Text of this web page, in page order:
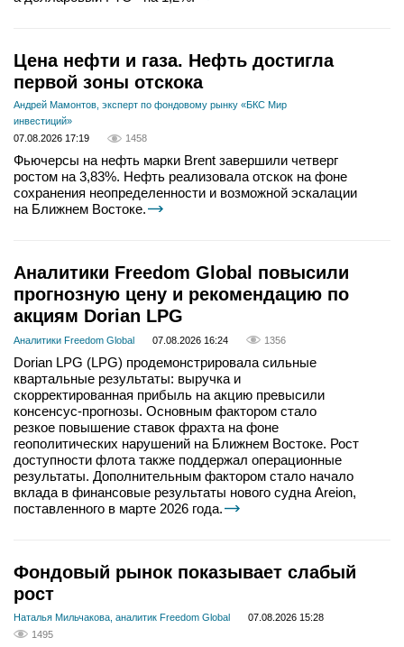
Цена нефти и газа. Нефть достигла
первой зоны отскока
Андрей Мамонтов, эксперт по фондовому рынку «БКС Мир
инвестиций»
07.08.2026 17:19
1458
Фьючерсы на нефть марки Brent завершили четверг
ростом на 3,83%. Нефть реализовала отскок на фоне
сохранения неопределенности и возможной эскалации
на Ближнем Востоке.
Аналитики Freedom Global повысили
прогнозную цену и рекомендацию по
акциям Dorian LPG
Аналитики Freedom Global 07.08.2026 16:24 1356
Dorian LPG (LPG) продемонстрировала сильные
квартальные результаты: выручка и
скорректированная прибыль на акцию превысили
консенсус-прогнозы. Основным фактором стало
резкое повышение ставок фрахта на фоне
геополитических нарушений на Ближнем Востоке. Рост
доступности флота также поддержал операционные
результаты. Дополнительным фактором стало начало
вклада в финансовые результаты нового судна Areion,
поставленного в марте 2026 года.
Фондовый рынок показывает слабый
рост
Наталья Мильчакова, аналитик Freedom Global
07.08.2026 15:28
1495